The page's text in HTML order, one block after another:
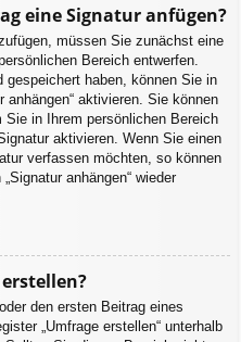
eine Signatur anfügen?
müssen Sie zunächst eine
Bereich entwerfen.
gespeichert haben, können Sie in
aktivieren. Sie können
in Ihrem persönlichen Bereich
aktivieren. Wenn Sie einen
verfassen möchten, so können
anhängen“ wieder
den ersten Beitrag eines
„Umfrage erstellen“ unterhalb